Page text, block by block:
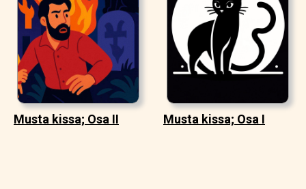
Musta kissa; Osa II Musta kissa; Osa I